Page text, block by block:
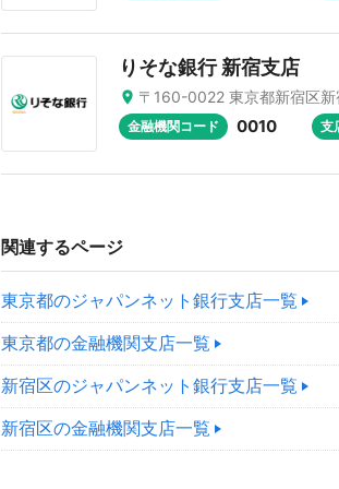
りそな銀行 新宿支店
〒160-0022 東京都新宿区
金融機関コード 0010 支
関連するページ
東京都のジャパンネット銀行支店一覧
東京都の金融機関支店一覧
新宿区のジャパンネット銀行支店一覧
新宿区の金融機関支店一覧